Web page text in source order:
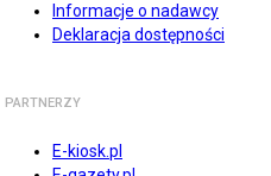
Informacje o nadawcy
Deklaracja dostępności
PARTNERZY
E-kiosk.pl